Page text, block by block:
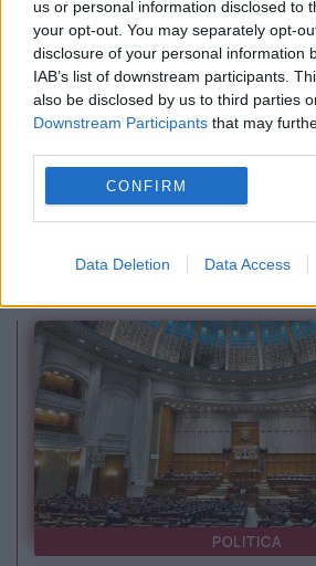
us or personal information disclosed to
your opt-out. You may separately opt-
disclosure of your personal information
IAB’s list of downstream participants.
also be disclosed by us to third parties
Downstream Participants that may
CONFIRM
Data Deletion Data Access
Ultimatum pentru Guvern din
Solidaritatea Sanitară:
pentru salarizarea din
POLITICA